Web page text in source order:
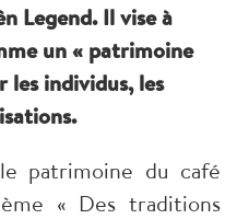
Legend. Il vise à
un « patrimoine
les individus, les
patrimoine du café
« Des traditions